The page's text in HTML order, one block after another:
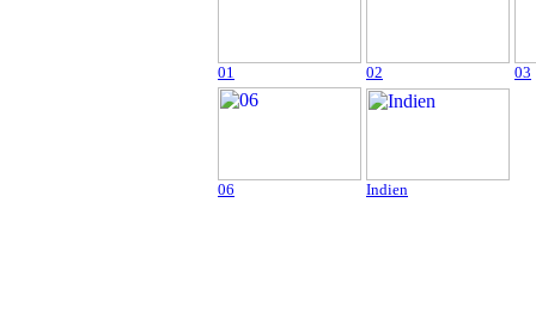
01 02 03
06 Indien